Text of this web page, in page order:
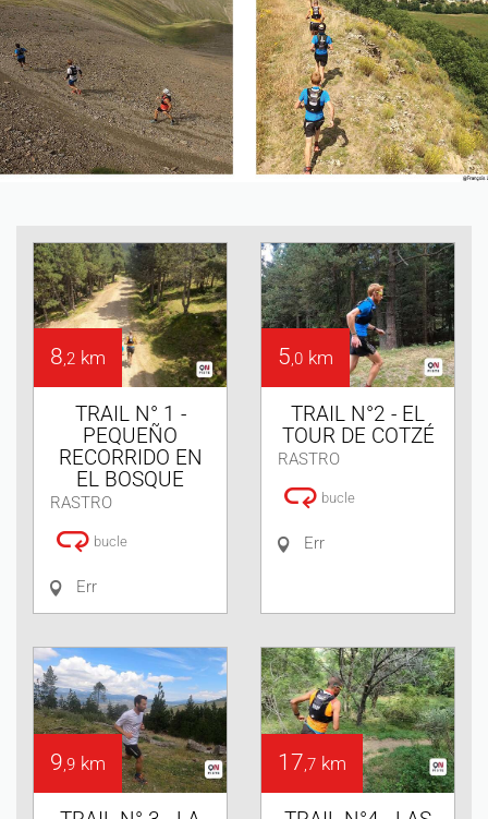
8,2 km
TRAIL N° 1 -
PEQUEÑO
RECORRIDO EN
EL BOSQUE
RASTRO
bucle
Err
5,0 km
TRAIL N°2 - EL
TOUR DE COTZÉ
RASTRO
bucle
Err
9,9 km 17,7 km